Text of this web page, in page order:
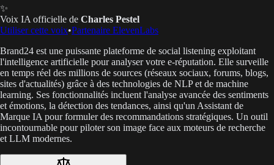
✨
Voix IA officielle de Charles Pestel
Utiliser cette voix•Partenaire ElevenLabs
Brand24 est une puissante plateforme de social listening exploitant
l'intelligence artificielle pour analyser votre e-réputation. Elle surveille
en temps réel des millions de sources (réseaux sociaux, forums, blogs,
sites d'actualités) grâce à des technologies de NLP et de machine
learning. Ses fonctionnalités incluent l'analyse avancée des sentiments
et émotions, la détection des tendances, ainsi qu'un Assistant de
Marque IA pour formuler des recommandations stratégiques. Un outil
incontournable pour piloter son image face aux moteurs de recherche
et LLM modernes.